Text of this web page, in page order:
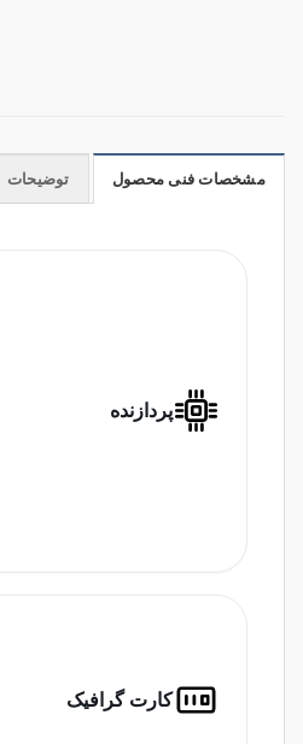
مشخصات فنی محصول توضیحات
پردازنده
کارت گرافیک